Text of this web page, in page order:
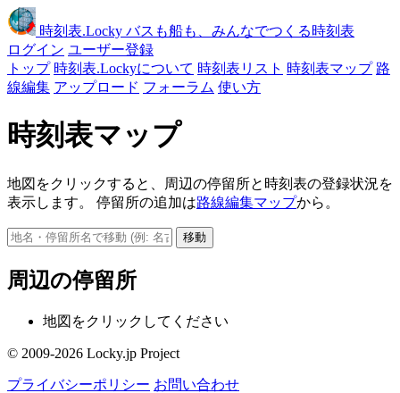
時刻表.Locky バスも船も、みんなでつくる時刻表
ログイン ユーザー登録
トップ 時刻表.Lockyについて 時刻表リスト 時刻表マップ 路
線編集 アップロード フォーラム 使い方
時刻表マップ
地図をクリックすると、周辺の停留所と時刻表の登録状況を
表示します。 停留所の追加は路線編集マップから。
移動
周辺の停留所
地図をクリックしてください
© 2009-2026 Locky.jp Project
プライバシーポリシー お問い合わせ